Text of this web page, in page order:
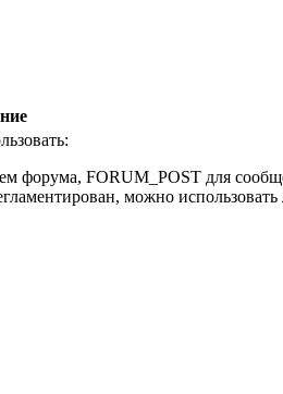
форума, FORUM_POST для
можно